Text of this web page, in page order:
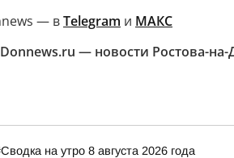
— вTelegram и МАКС
— новости Ростова-на-
на утро 8 августа 2026 года